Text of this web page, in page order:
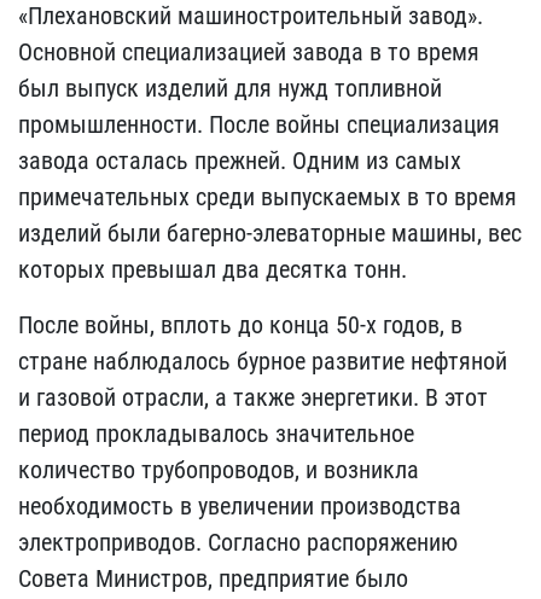
«Плехановский машиностроительный завод».
Основной специализацией завода в то время
был выпуск изделий для нужд топливной
промышленности. После войны специализация
завода осталась прежней. Одним из самых
примечательных среди выпускаемых в то время
изделий были багерно-элеваторные машины, вес
которых превышал два десятка тонн.
После войны, вплоть до конца 50-х годов, в
стране наблюдалось бурное развитие нефтяной
и газовой отрасли, а также энергетики. В этот
период прокладывалось значительное
количество трубопроводов, и возникла
необходимость в увеличении производства
электроприводов. Согласно распоряжению
Совета Министров, предприятие было